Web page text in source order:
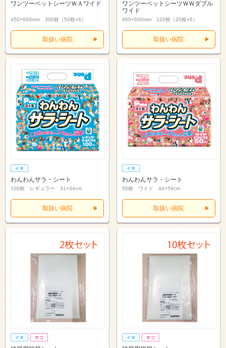
ワンツーペットシーツＷＡワイド
450×600mm 300枚（50枚×6）
取扱い病院
ワンツーペットシーツＷＷダブル
ワイド
900×600mm 120枚（20枚×6）
取扱い病院
わんわんサラ・シート
100枚 レギュラー 31×44cm
取扱い病院
わんわんサラ・シート
50枚 ワイド 44×59cm
取扱い病院